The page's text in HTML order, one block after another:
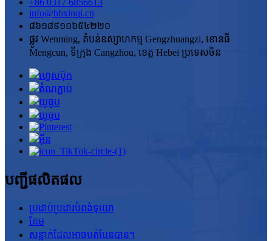
info@hbxinqi.cn
៨៦១៨៩១០៦៥៤២២០
ផ្លូវ Wenming, តំបន់ឧស្សាហកម្ម Gengzhuangzi, ខោនធី
Mengcun, ទីក្រុង Cangzhou, ខេត្ត Hebei ប្រទេសចិន
បញ្ជីផលិតផល
ប្រដាប់ប្រដារបំពង់ទុយោ
គែម
សន្លាក់ដែលអាចបត់បែនបាន។